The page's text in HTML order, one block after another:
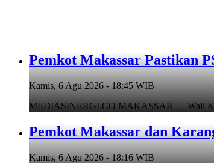
Pemkot Makassar Pastikan
Kamis, 6 Agu 2026 - 18:45 WIB
MEDIASINERGI.CO MAKASSAR — Wali
Pemkot Makassar dan
Kamis, 6 Agu 2026 - 18:16 WIB